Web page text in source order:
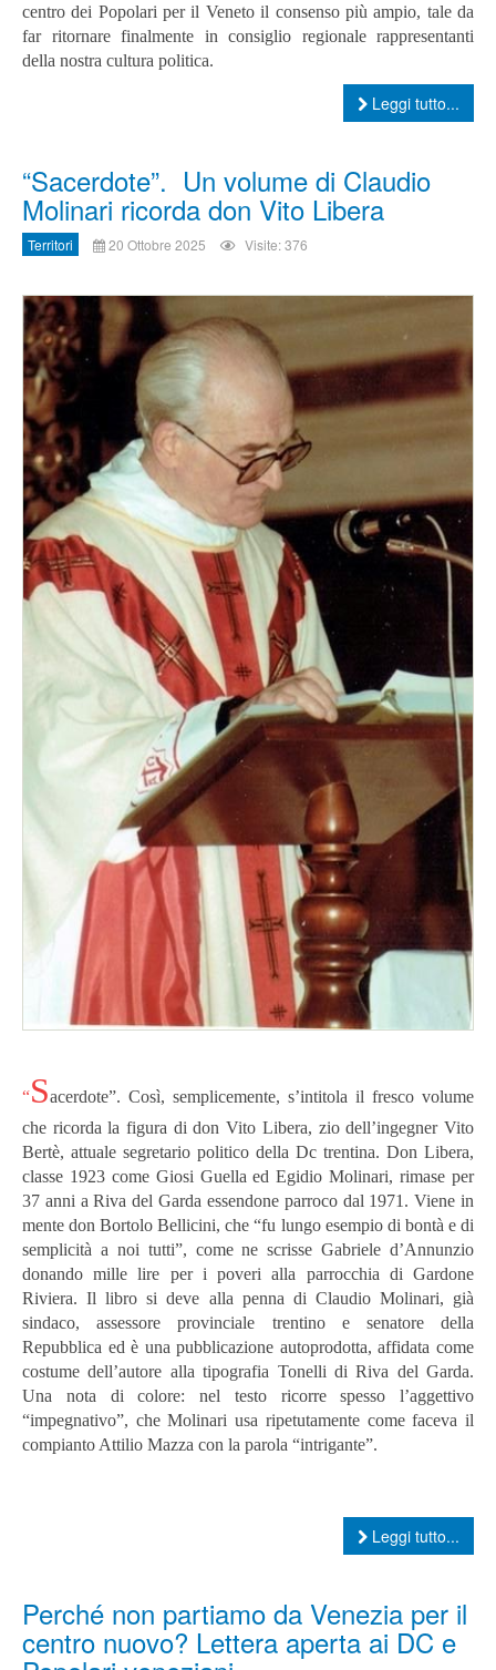
centro dei Popolari per il Veneto il consenso più ampio, tale da
far ritornare finalmente in consiglio regionale rappresentanti
della nostra cultura politica.
Leggi tutto...
“Sacerdote”. Un volume di Claudio
Molinari ricorda don Vito Libera
Territori 20 Ottobre 2025 Visite: 376
“Sacerdote”. Così, semplicemente, s’intitola il fresco volume
che ricorda la figura di don Vito Libera, zio dell’ingegner Vito
Bertè, attuale segretario politico della Dc trentina. Don Libera,
classe 1923 come Giosi Guella ed Egidio Molinari, rimase per
37 anni a Riva del Garda essendone parroco dal 1971. Viene in
mente don Bortolo Bellicini, che “fu lungo esempio di bontà e di
semplicità a noi tutti”, come ne scrisse Gabriele d’Annunzio
donando mille lire per i poveri alla parrocchia di Gardone
Riviera.Il libro si deve alla penna di Claudio Molinari, già
sindaco, assessore provinciale trentino e senatore della
Repubblica ed è una pubblicazione autoprodotta, affidata come
costume dell’autore alla tipografia Tonelli di Riva del Garda.
Una nota di colore: nel testo ricorre spesso l’aggettivo
“impegnativo”, che Molinari usa ripetutamente come faceva il
compianto Attilio Mazza con la parola “intrigante”.
Leggi tutto...
Perché non partiamo da Venezia per il
centro nuovo? Lettera aperta ai DC e